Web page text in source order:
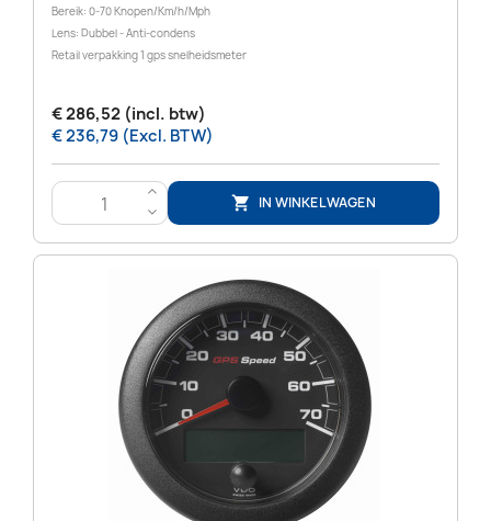
Bereik: 0-70 Knopen/Km/h/Mph
Lens: Dubbel - Anti-condens
Retail verpakking 1 gps snelheidsmeter
€ 286,52 (incl. btw)
€ 236,79 (Excl. BTW)
>
<
 IN WINKELWAGEN